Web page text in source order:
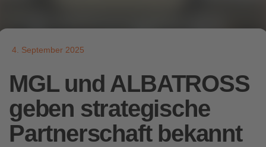
4. September 2025
MGL und ALBATROSS
geben strategische
Partnerschaft bekannt